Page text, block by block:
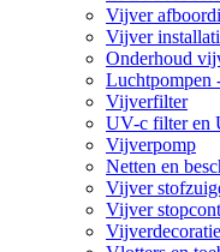
Vijver
Vijver
Onderhoud
Luchtpompen
Vijverfilter
UV-c filter en
Vijverpomp
Netten en
Vijver
Vijver
Vijverdecoratie